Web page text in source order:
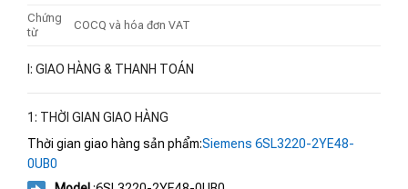
Chứng
từ
COCQ và hóa đơn VAT
I: GIAO HÀNG & THANH TOÁN
1: THỜI GIAN GIAO HÀNG
Thời gian giao hàng sản phẩm:Siemens 6SL3220-2YE48-
0UB0